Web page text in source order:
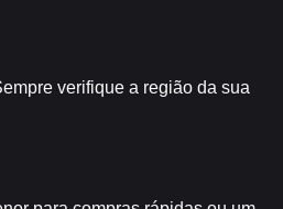
verifique a região da sua